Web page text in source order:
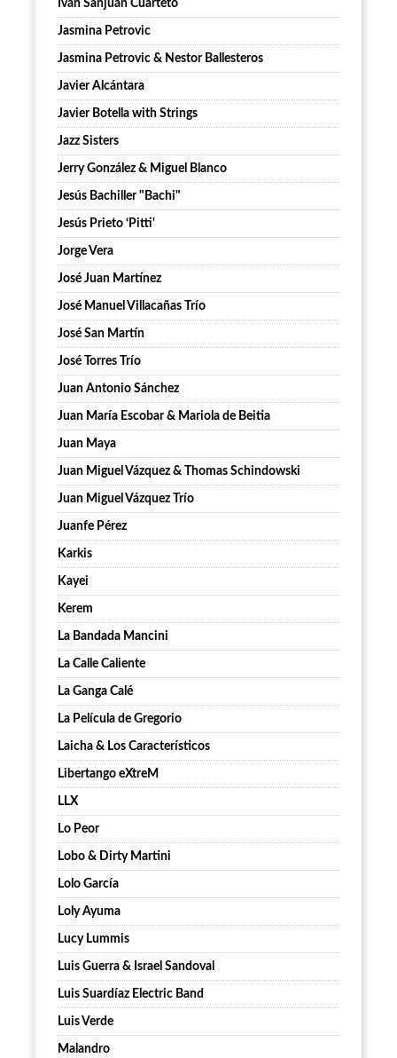
Iván Sanjuán Cuarteto
Jasmina Petrovic
Jasmina Petrovic & Nestor Ballesteros
Javier Alcántara
Javier Botella with Strings
Jazz Sisters
Jerry González & Miguel Blanco
Jesús Bachiller "Bachi"
Jesús Prieto ‘Pitti'
Jorge Vera
José Juan Martínez
José Manuel Villacañas Trío
José San Martín
José Torres Trío
Juan Antonio Sánchez
Juan María Escobar & Mariola de Beitia
Juan Maya
Juan Miguel Vázquez & Thomas Schindowski
Juan Miguel Vázquez Trío
Juanfe Pérez
Karkis
Kayei
Kerem
La Bandada Mancini
La Calle Caliente
La Ganga Calé
La Película de Gregorio
Laicha & Los Característicos
Libertango eXtreM
LLX
Lo Peor
Lobo & Dirty Martini
Lolo García
Loly Ayuma
Lucy Lummis
Luis Guerra & Israel Sandoval
Luis Suardíaz Electric Band
Luis Verde
Malandro